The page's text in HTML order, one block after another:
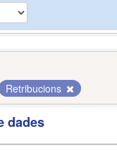
Retribucions
dades